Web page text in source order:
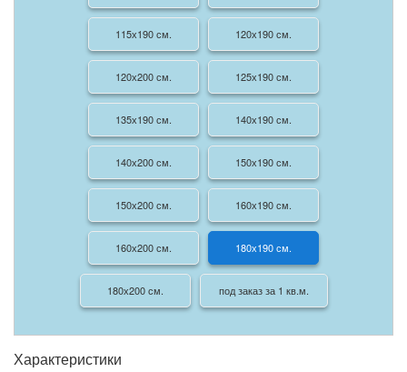
115х190 см. 120х190 см.
120х200 см. 125х190 см.
135х190 см. 140х190 см.
140х200 см. 150х190 см.
150х200 см. 160х190 см.
160х200 см. 180х190 см.
180х200 см. под заказ за 1 кв.м.
Характеристики